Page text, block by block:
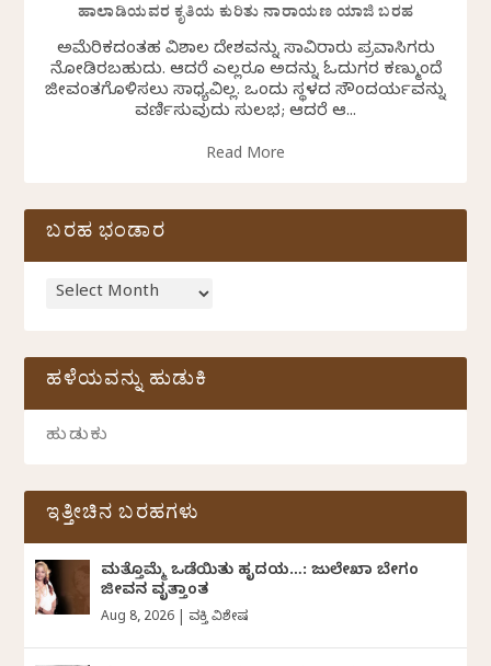
ಹಾಲಾಡಿಯವರ ಕೃತಿಯ ಕುರಿತು ನಾರಾಯಣ ಯಾಜಿ ಬರಹ
ಅಮೆರಿಕದಂತಹ ವಿಶಾಲ ದೇಶವನ್ನು ಸಾವಿರಾರು ಪ್ರವಾಸಿಗರು
ನೋಡಿರಬಹುದು. ಆದರೆ ಎಲ್ಲರೂ ಅದನ್ನು ಓದುಗರ ಕಣ್ಮುಂದೆ
ಜೀವಂತಗೊಳಿಸಲು ಸಾಧ್ಯವಿಲ್ಲ. ಒಂದು ಸ್ಥಳದ ಸೌಂದರ್ಯವನ್ನು
ವರ್ಣಿಸುವುದು ಸುಲಭ; ಆದರೆ ಆ...
Read More
ಬರಹ ಭಂಡಾರ
ಹಳೆಯವನ್ನು ಹುಡುಕಿ
ಇತ್ತೀಚಿನ ಬರಹಗಳು
ಮತ್ತೊಮ್ಮೆ ಒಡೆಯಿತು ಹೃದಯ…: ಜುಲೇಖಾ ಬೇಗಂ
ಜೀವನ ವೃತ್ತಾಂತ
Aug 8, 2026 ವ್ಯಕ್ತಿ ವಿಶೇಷ